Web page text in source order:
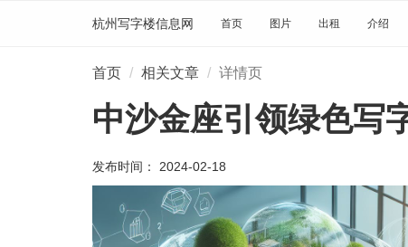
杭州写字楼信息网 首页 图片 出租 介绍
首页 相关文章 详情页
中沙金座引领绿色写
发布时间： 2024-02-18